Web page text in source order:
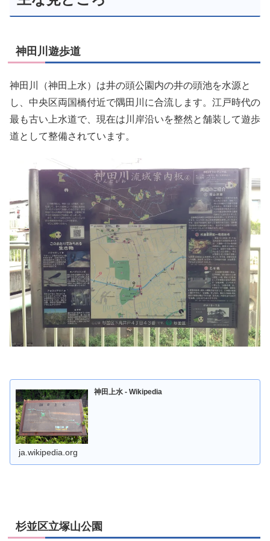
神田川遊歩道
神田川（神田上水）は井の頭公園内の井の頭池を水源と
し、中央区両国橋付近で隅田川に合流します。江戸時代の
最も古い上水道で、現在は川岸沿いを整然と舗装して遊歩
道として整備されています。
神田上水 - Wikipedia
ja.wikipedia.org
杉並区立塚山公園